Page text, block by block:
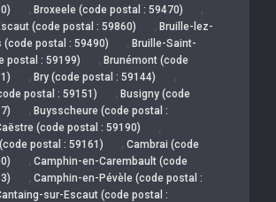
, Broxeele (code postal : 59470) ,
(code postal : 59860) , Bruille-lez-
(code postal : 59490)
, Bruille-Saint-
postal : 59199)
, Brunémont (code
, Bry (code postal : 59144) ,
postal : 59151) , Busigny (code
, Buysscheure (code postal :
(code postal : 59190) ,
postal : 59161) , Cambrai (code
, Camphin-en-Carembault (code
, Camphin-en-Pévèle (code postal :
sur-Escaut (code postal :